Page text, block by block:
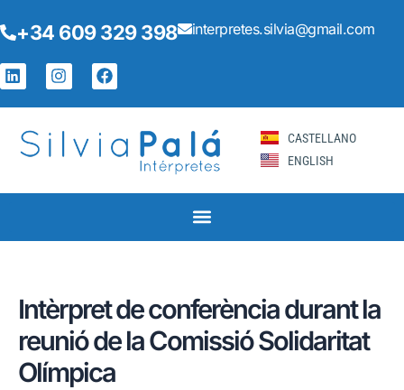
al
+34 609 329 398 interpretes.silvia@gmail.com
L
i
n
d
I
n
s
a
g
F
a
c
o
CASTELLANO
ENGLISH
Intèrpret de conferència durant la
reunió de la Comissió Solidaritat
Olímpica
d'entrades